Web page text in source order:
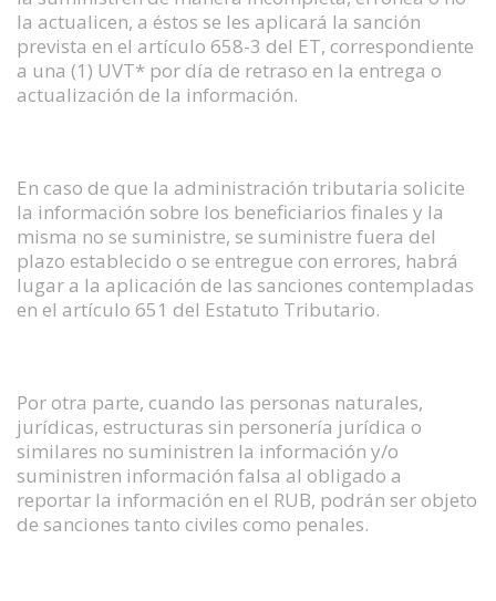
la actualicen, a éstos se les aplicará la sanción
prevista en el artículo 658-3 del ET, correspondiente
a una (1) UVT* por día de retraso en la entrega o
actualización de la información.
En caso de que la administración tributaria solicite
la información sobre los beneficiarios finales y la
misma no se suministre, se suministre fuera del
plazo establecido o se entregue con errores, habrá
lugar a la aplicación de las sanciones contempladas
en el artículo 651 del Estatuto Tributario.
Por otra parte, cuando las personas naturales,
jurídicas, estructuras sin personería jurídica o
similares no suministren la información y/o
suministren información falsa al obligado a
reportar la información en el RUB, podrán ser objeto
de sanciones tanto civiles como penales.